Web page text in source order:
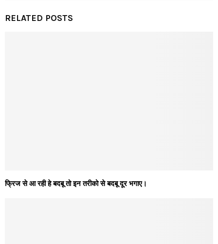
RELATED POSTS
फ्रिज से आ रही हे बदबू तो इन तरीको से बदबू दूर भगाए।